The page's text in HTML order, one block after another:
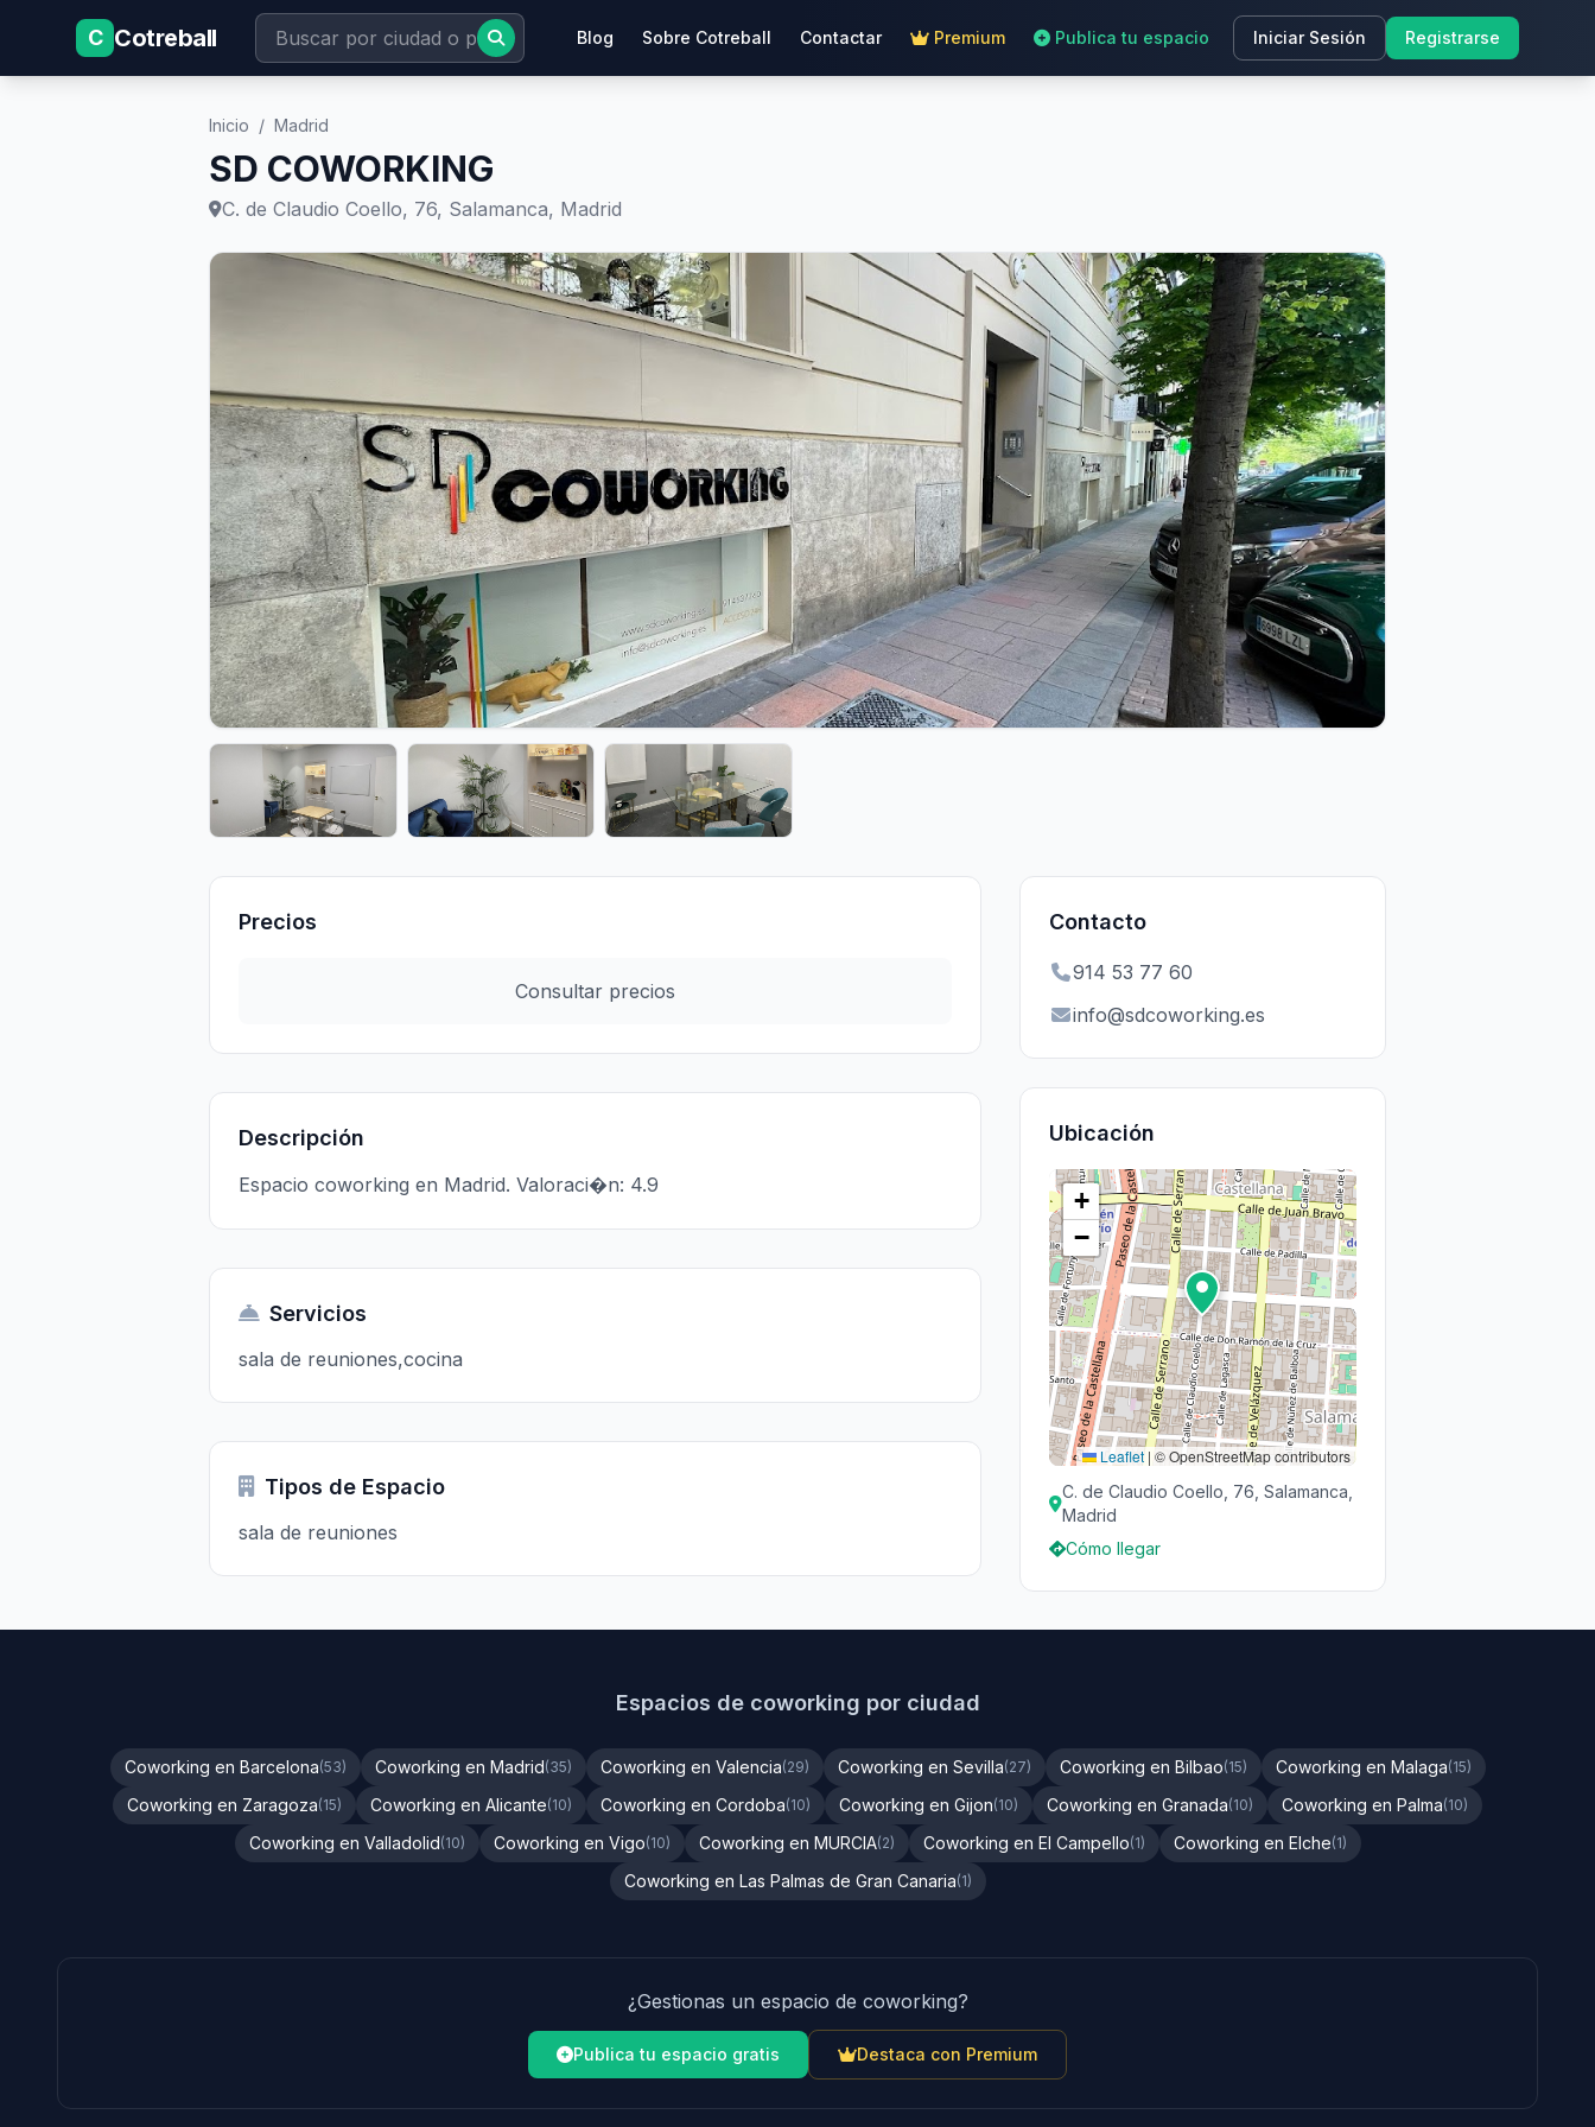
C Cotreball Blog Sobre Cotreball Contactar Premium Publica tu espacio Iniciar Sesión Registrarse
Inicio / Madrid
SD COWORKING
C. de Claudio Coello, 76, Salamanca, Madrid
Precios
Consultar precios
Descripción
Espacio coworking en Madrid. Valoraci�n: 4.9
Servicios
sala de reuniones,cocina
Tipos de Espacio
sala de reuniones
Contacto
914 53 77 60
info@sdcoworking.es
Ubicación
+
−
Leaflet | © OpenStreetMap contributors
C. de Claudio Coello, 76, Salamanca,
Madrid
Cómo llegar
Espacios de coworking por ciudad
Coworking en Barcelona(53) Coworking en Madrid(35) Coworking en Valencia(29) Coworking en Sevilla(27) Coworking en Bilbao(15) Coworking en Malaga(15)
Coworking en Zaragoza(15) Coworking en Alicante(10) Coworking en Cordoba(10) Coworking en Gijon(10) Coworking en Granada(10) Coworking en Palma(10)
Coworking en Valladolid(10) Coworking en Vigo(10) Coworking en MURCIA(2) Coworking en El Campello(1) Coworking en Elche(1)
Coworking en Las Palmas de Gran Canaria(1)
¿Gestionas un espacio de coworking?
Publica tu espacio gratis Destaca con Premium